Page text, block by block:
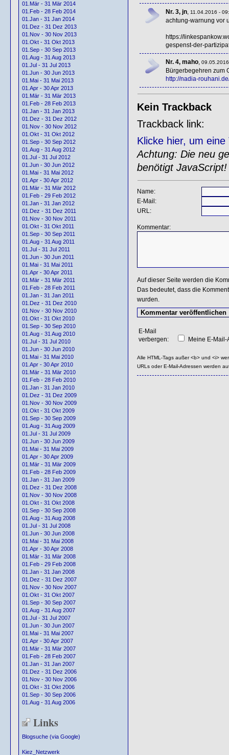
01.Mär - 31 Mär 2014
01.Feb - 28 Feb 2014
01.Jan - 31 Jan 2014
01.Dez - 31 Dez 2013
01.Nov - 30 Nov 2013
01.Okt - 31 Okt 2013
01.Sep - 30 Sep 2013
01.Aug - 31 Aug 2013
01.Jul - 31 Jul 2013
01.Jun - 30 Jun 2013
01.Mai - 31 Mai 2013
01.Apr - 30 Apr 2013
01.Mär - 31 Mär 2013
01.Feb - 28 Feb 2013
01.Jan - 31 Jan 2013
01.Dez - 31 Dez 2012
01.Nov - 30 Nov 2012
01.Okt - 31 Okt 2012
01.Sep - 30 Sep 2012
01.Aug - 31 Aug 2012
01.Jul - 31 Jul 2012
01.Jun - 30 Jun 2012
01.Mai - 31 Mai 2012
01.Apr - 30 Apr 2012
01.Mär - 31 Mär 2012
01.Feb - 29 Feb 2012
01.Jan - 31 Jan 2012
01.Dez - 31 Dez 2011
01.Nov - 30 Nov 2011
01.Okt - 31 Okt 2011
01.Sep - 30 Sep 2011
01.Aug - 31 Aug 2011
01.Jul - 31 Jul 2011
01.Jun - 30 Jun 2011
01.Mai - 31 Mai 2011
01.Apr - 30 Apr 2011
01.Mär - 31 Mär 2011
01.Feb - 28 Feb 2011
01.Jan - 31 Jan 2011
01.Dez - 31 Dez 2010
01.Nov - 30 Nov 2010
01.Okt - 31 Okt 2010
01.Sep - 30 Sep 2010
01.Aug - 31 Aug 2010
01.Jul - 31 Jul 2010
01.Jun - 30 Jun 2010
01.Mai - 31 Mai 2010
01.Apr - 30 Apr 2010
01.Mär - 31 Mär 2010
01.Feb - 28 Feb 2010
01.Jan - 31 Jan 2010
01.Dez - 31 Dez 2009
01.Nov - 30 Nov 2009
01.Okt - 31 Okt 2009
01.Sep - 30 Sep 2009
01.Aug - 31 Aug 2009
01.Jul - 31 Jul 2009
01.Jun - 30 Jun 2009
01.Mai - 31 Mai 2009
01.Apr - 30 Apr 2009
01.Mär - 31 Mär 2009
01.Feb - 28 Feb 2009
01.Jan - 31 Jan 2009
01.Dez - 31 Dez 2008
01.Nov - 30 Nov 2008
01.Okt - 31 Okt 2008
01.Sep - 30 Sep 2008
01.Aug - 31 Aug 2008
01.Jul - 31 Jul 2008
01.Jun - 30 Jun 2008
01.Mai - 31 Mai 2008
01.Apr - 30 Apr 2008
01.Mär - 31 Mär 2008
01.Feb - 29 Feb 2008
01.Jan - 31 Jan 2008
01.Dez - 31 Dez 2007
01.Nov - 30 Nov 2007
01.Okt - 31 Okt 2007
01.Sep - 30 Sep 2007
01.Aug - 31 Aug 2007
01.Jul - 31 Jul 2007
01.Jun - 30 Jun 2007
01.Mai - 31 Mai 2007
01.Apr - 30 Apr 2007
01.Mär - 31 Mär 2007
01.Feb - 28 Feb 2007
01.Jan - 31 Jan 2007
01.Dez - 31 Dez 2006
01.Nov - 30 Nov 2006
01.Okt - 31 Okt 2006
01.Sep - 30 Sep 2006
01.Aug - 31 Aug 2006
Links
Blogsuche (via Google)
Kiez_Netzwerk
Nr. 3, jn, 11.04.2016 -
achtung-warnung vor
https://
gespenst-der-
Nr. 4, maho,
Bürgerbegehren zum
http://nadia-
Kein Trackback
Trackback link:
Klicke hier, um
Achtung: Die neu
benötigt JavaScript!
Name:
E-Mail:
URL:
Kommentar:
Auf dieser Seite werden die
Das bedeutet, dass die
wurden.
E-Mail
verbergen:
Meine E-
Alle HTML-Tags außer <b> und <i>
URLs oder E-Mail-Adressen werden